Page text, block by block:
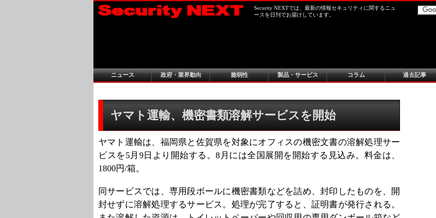
Security NEXTでは、最新の情報セキュリティに関するニュ
ースを日刊でお届けしています。
ニュース 政府・業界動向 脆弱性 製品・サービス コラム 過去記事
ヤマト運輸、機密書類溶解サービスを開始
ヤマト運輸は、福岡県と佐賀県を対象にオフィスの機密文書の溶解処理サー
ビスを5月9日より開始する。8月には全国展開を開始する見込み。料金は、
1800円/箱。
同サービスでは、専用段ボールに機密書類などを詰め、封印したものを、開
封せずに溶解処理するサービス。処理が完了すると、証明書が発行される。